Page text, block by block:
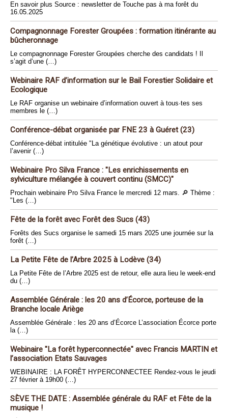
En savoir plus Source : newsletter de Touche pas à ma forêt du
16.05.2025
Compagnonnage Forester Groupées : formation itinérante au
bûcheronnage
Le compagnonnage Forester Groupées cherche des candidats ! Il
s’agit d’une (…)
Webinaire RAF d’information sur le Bail Forestier Solidaire et
Ecologique
Le RAF organise un webinaire d’information ouvert à tous·tes ses
membres le (…)
Conférence-débat organisée par FNE 23 à Guéret (23)
Conférence-débat intitulée "La génétique évolutive : un atout pour
l’avenir (…)
Webinaire Pro Silva France : "Les enrichissements en
sylviculture mélangée à couvert continu (SMCC)"
Prochain webinaire Pro Silva France le mercredi 12 mars. 🔎 Thème :
"Les (…)
Fête de la forêt avec Forêt des Sucs (43)
Forêts des Sucs organise le samedi 15 mars 2025 une journée sur la
forêt (…)
La Petite Fête de l’Arbre 2025 à Lodève (34)
La Petite Fête de l’Arbre 2025 est de retour, elle aura lieu le week-end
du (…)
Assemblée Générale : les 20 ans d’Écorce, porteuse de la
Branche locale Ariège
Assemblée Générale : les 20 ans d’Écorce L’association Écorce porte
la (…)
Webinaire "La forêt hyperconnectée" avec Francis MARTIN et
l’association Etats Sauvages
WEBINAIRE : LA FORÊT HYPERCONNECTEE Rendez-vous le jeudi
27 février à 19h00 (…)
SÈVE THE DATE : Assemblée générale du RAF et Fête de la
musique !